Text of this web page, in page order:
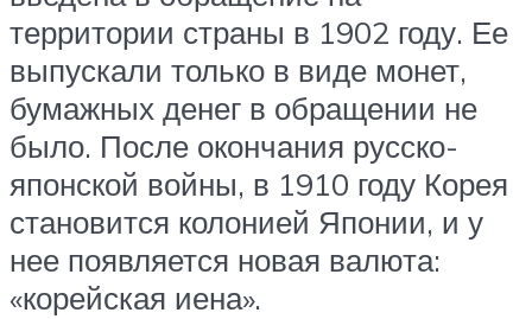
территории страны в 1902 году. Ее
выпускали только в виде монет,
бумажных денег в обращении не
было. После окончания русско-
японской войны, в 1910 году Корея
становится колонией Японии, и у
нее появляется новая валюта:
«корейская иена».